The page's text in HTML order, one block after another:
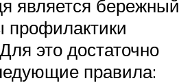
является бережный
это достаточно
правила: